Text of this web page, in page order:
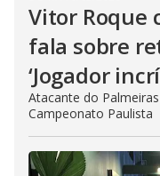
Vitor Roque
fala sobre
‘Jogador
Atacante do
Campeonato Paulista